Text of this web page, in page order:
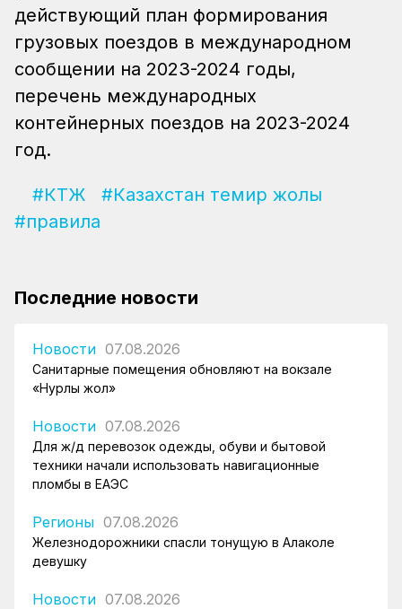
действующий план формирования
грузовых поездов в международном
сообщении на 2023-2024 годы,
перечень международных
контейнерных поездов на 2023-2024
год.
#КТЖ
#Казахстан темир жолы
#правила
Последние новости
Новости 07.08.2026
Санитарные помещения обновляют на вокзале
«Нурлы жол»
Новости 07.08.2026
Для ж/д перевозок одежды, обуви и бытовой
техники начали использовать навигационные
пломбы в ЕАЭС
Регионы 07.08.2026
Железнодорожники спасли тонущую в Алаколе
девушку
Новости 07.08.2026